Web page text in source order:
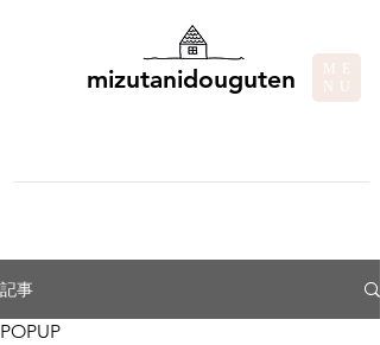
mizutanidouguten
ME
NU
記事
POPUP